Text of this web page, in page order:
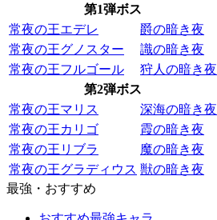
第1弾ボス
常夜の王エデレ
爵の暗き夜
常夜の王グノスター
識の暗き夜
常夜の王フルゴール
狩人の暗き夜
第2弾ボス
常夜の王マリス
深海の暗き夜
常夜の王カリゴ
霞の暗き夜
常夜の王リブラ
魔の暗き夜
常夜の王グラディウス 獣の暗き夜
最強・おすすめ